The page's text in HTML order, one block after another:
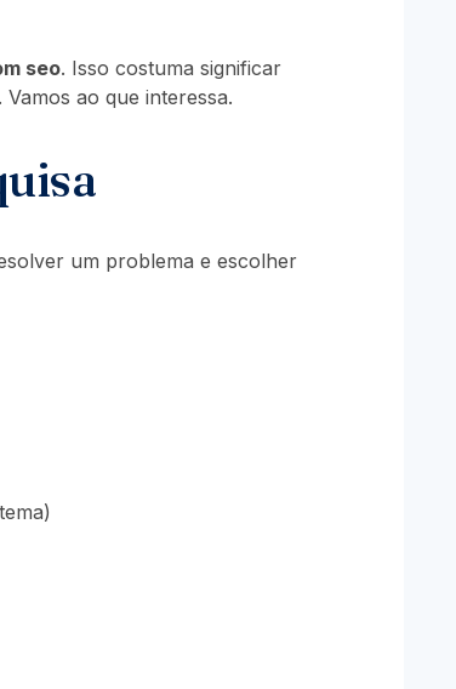
seo. Isso costuma significar
ao que interessa.
um problema e escolher